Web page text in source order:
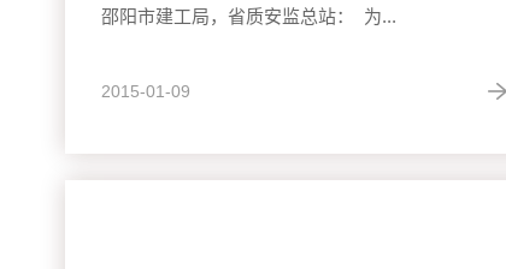
邵阳市建工局，省质安监总站： 为...
2015-01-09